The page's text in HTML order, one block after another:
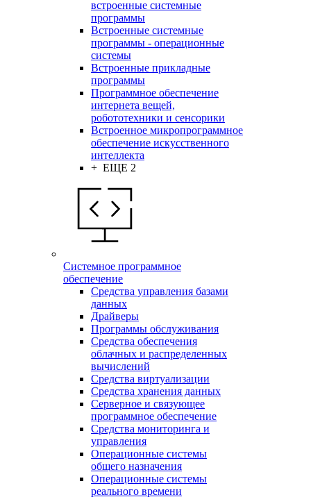
встроенные системные
программы
Встроенные системные
программы - операционные
системы
Встроенные прикладные
программы
Программное обеспечение
интернета вещей,
робототехники и сенсорики
Встроенное микропрограммное
обеспечение искусственного
интеллекта
+ ЕЩЕ 2
Системное программное
обеспечение
Средства управления базами
данных
Драйверы
Программы обслуживания
Средства обеспечения
облачных и распределенных
вычислений
Средства виртуализации
Средства хранения данных
Серверное и связующее
программное обеспечение
Средства мониторинга и
управления
Операционные системы
общего назначения
Операционные системы
реального времени